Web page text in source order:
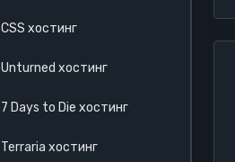
CSS хостинг
Unturned хостинг
7 Days to Die хостинг
Terraria хостинг